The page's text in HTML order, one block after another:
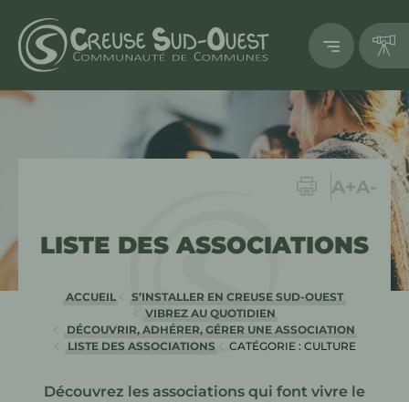
Imprimer
A+A-
LISTE DES ASSOCIATIONS
ACCUEIL
S’INSTALLER EN CREUSE SUD-OUEST
VIBREZ AU QUOTIDIEN
DÉCOUVRIR, ADHÉRER, GÉRER UNE ASSOCIATION
LISTE DES ASSOCIATIONS
EN
CATÉGORIE : CULTURE
Découvrez les associations qui font vivre le